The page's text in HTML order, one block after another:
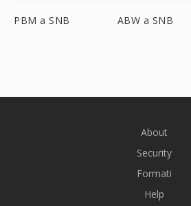
PBM a SNB ABW a SNB
About
Security
Formati
Help